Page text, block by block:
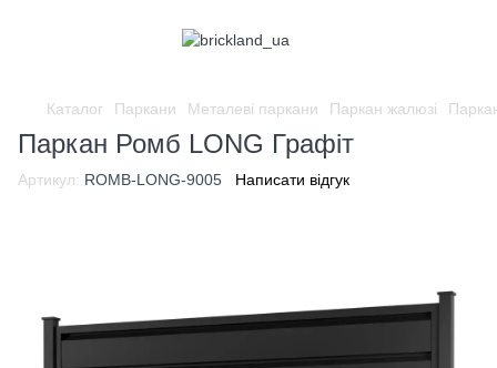
Каталог Паркани Металеві паркани Паркан жалюзі
Паркан Ромб LONG Графіт
Артикул: ROMB-LONG-9005 Написати відгук